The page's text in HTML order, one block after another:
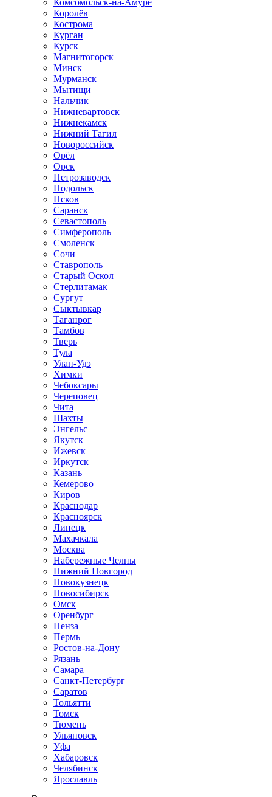
Комсомольск-на-Амуре
Королёв
Кострома
Курган
Курск
Магнитогорск
Минск
Мурманск
Мытищи
Нальчик
Нижневартовск
Нижнекамск
Нижний Тагил
Новороссийск
Орёл
Орск
Петрозаводск
Подольск
Псков
Саранск
Севастополь
Симферополь
Смоленск
Сочи
Ставрополь
Старый Оскол
Стерлитамак
Сургут
Сыктывкар
Таганрог
Тамбов
Тверь
Тула
Улан-Удэ
Химки
Чебоксары
Череповец
Чита
Шахты
Энгельс
Якутск
Ижевск
Иркутск
Казань
Кемерово
Киров
Краснодар
Красноярск
Липецк
Махачкала
Москва
Набережные Челны
Нижний Новгород
Новокузнецк
Новосибирск
Омск
Оренбург
Пенза
Пермь
Ростов-на-Дону
Рязань
Самара
Санкт-Петербург
Саратов
Тольятти
Томск
Тюмень
Ульяновск
Уфа
Хабаровск
Челябинск
Ярославль